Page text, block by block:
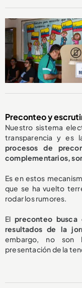
Preconteo y
Nuestro sistema
transparencia y es
procesos de
complementarios,
Es en estos
que se ha vuelto
rodar los rumores.
Elpreconteo busca
resultados de la
embargo, no son
presentación de la